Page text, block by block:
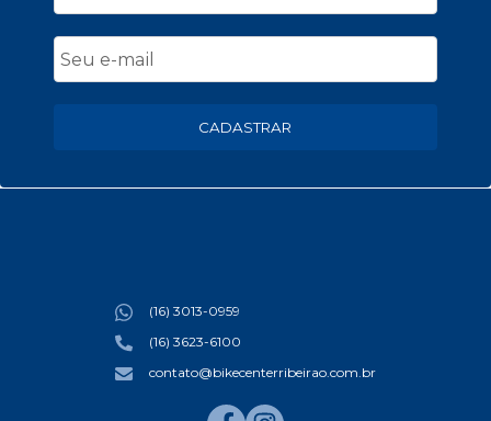
CADASTRAR
(16) 3013-0959
(16) 3623-6100
contato@bikecenterribeirao.com.br